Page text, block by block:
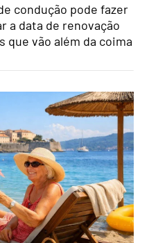
condução pode fazer
a data de renovação
que vão além da coima